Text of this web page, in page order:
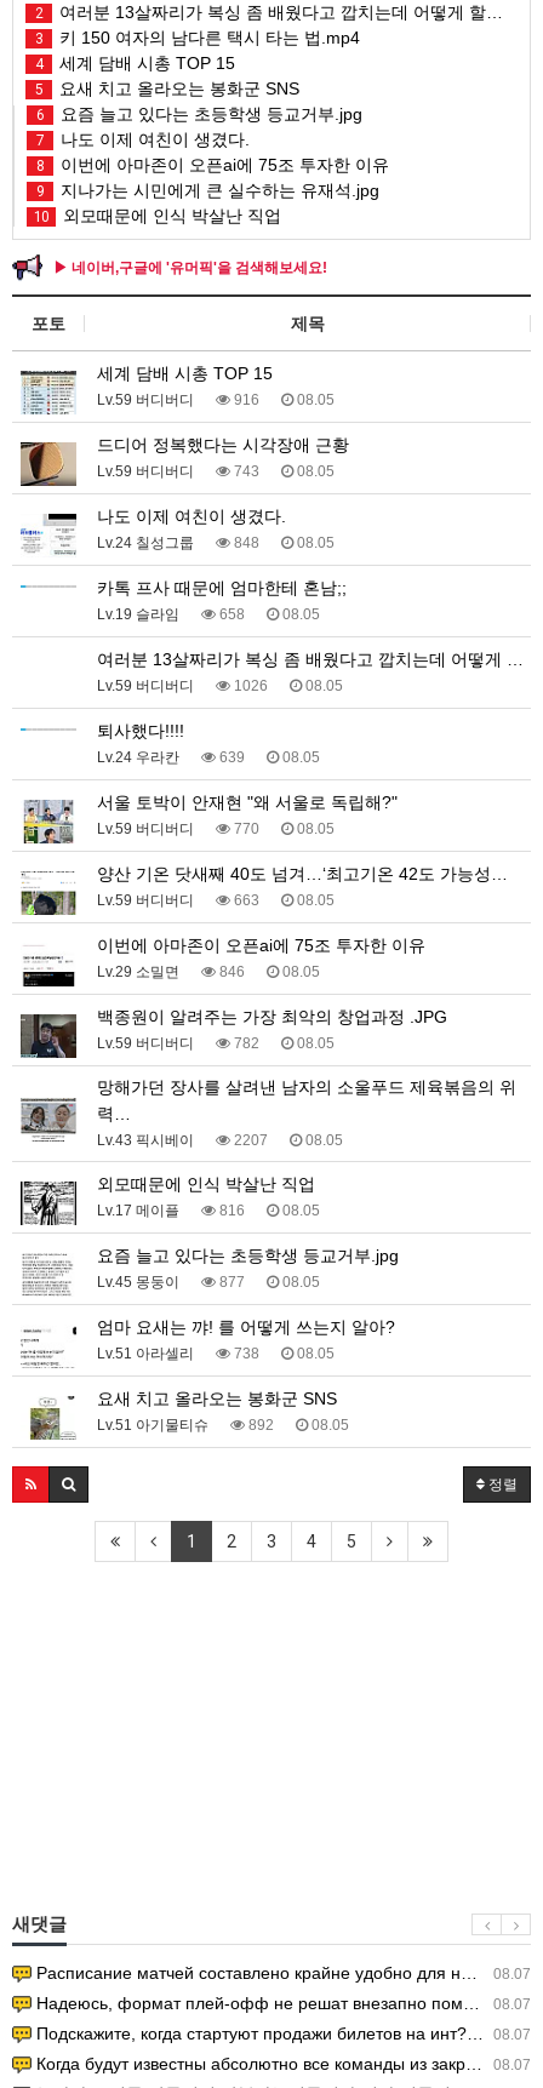
2 여러분 13살짜리가 복싱 좀 배웠다고 깝치는데 어떻게 할까요?
3 키 150 여자의 남다른 택시 타는 법.mp4
4 세계 담배 시총 TOP 15
5 요새 치고 올라오는 봉화군 SNS
6 요즘 늘고 있다는 초등학생 등교거부.jpg
7 나도 이제 여친이 생겼다.
8 이번에 아마존이 오픈ai에 75조 투자한 이유
9 지나가는 시민에게 큰 실수하는 유재석.jpg
10 외모때문에 인식 박살난 직업
▶ 네이버,구글에 '유머픽'을 검색해보세요!
포토 제목
세계 담배 시총 TOP 15
Lv.59 버디버디 916 08.05
드디어 정복했다는 시각장애 근황
Lv.59 버디버디 743 08.05
나도 이제 여친이 생겼다.
Lv.24 칠성그룹 848 08.05
카톡 프사 때문에 엄마한테 혼남;;
Lv.19 슬라임 658 08.05
여러분 13살짜리가 복싱 좀 배웠다고 깝치는데 어떻게 …
Lv.59 버디버디 1026 08.05
퇴사했다!!!!
Lv.24 우라칸 639 08.05
서울 토박이 안재현 "왜 서울로 독립해?"
Lv.59 버디버디 770 08.05
양산 기온 닷새째 40도 넘겨…‘최고기온 42도 가능성…
Lv.59 버디버디 663 08.05
이번에 아마존이 오픈ai에 75조 투자한 이유
Lv.29 소밀면 846 08.05
백종원이 알려주는 가장 최악의 창업과정 .JPG
Lv.59 버디버디 782 08.05
망해가던 장사를 살려낸 남자의 소울푸드 제육볶음의 위
력…
Lv.43 픽시베이 2207 08.05
외모때문에 인식 박살난 직업
Lv.17 메이플 816 08.05
요즘 늘고 있다는 초등학생 등교거부.jpg
Lv.45 몽둥이 877 08.05
엄마 요새는 꺄! 를 어떻게 쓰는지 알아?
Lv.51 아라셀리 738 08.05
요새 치고 올라오는 봉화군 SNS
Lv.51 아기물티슈 892 08.05
정렬
1 2 3 4 5
새댓글
08.07
Расписание матчей составлено крайне удобно для нашего часово…
08.07
Надеюсь, формат плей-офф не решат внезапно поменять. https:/…
08.07
Подскажите, когда стартуют продажи билетов на инт? https://g…
08.07
Когда будут известны абсолютно все команды из закрытых квали…